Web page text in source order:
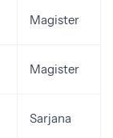
Magister
Magister
Sarjana